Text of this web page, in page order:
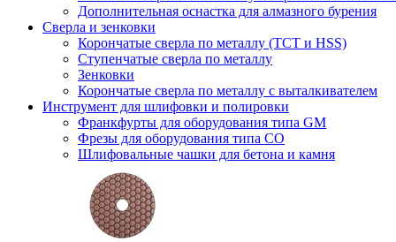
Дополнительная оснастка для алмазного бурения
Сверла и зенковки
Корончатые сверла по металлу (TCT и HSS)
Ступенчатые сверла по металлу
Зенковки
Корончатые сверла по металлу c выталкивателем
Инструмент для шлифовки и полировки
Франкфурты для оборудования типа GM
Фрезы для оборудования типа СО
Шлифовальные чашки для бетона и камня